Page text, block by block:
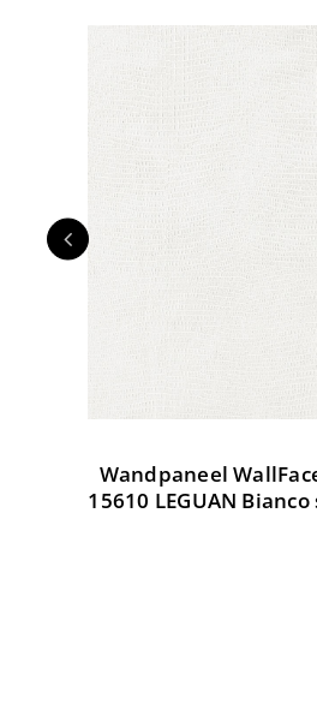
Wandpaneel
15610 LEGUAN